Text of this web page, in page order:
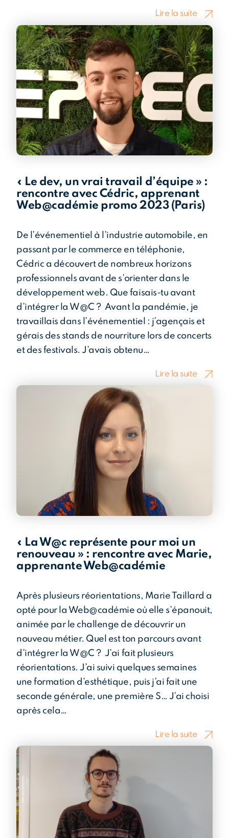
Lire la suite
« Le dev, un vrai travail d’équipe » :
rencontre avec Cédric, apprenant
Web@cadémie promo 2023 (Paris)
De l’événementiel à l’industrie automobile, en
passant par le commerce en téléphonie,
Cédric a découvert de nombreux horizons
professionnels avant de s’orienter dans le
développement web. Que faisais-tu avant
d’intégrer la W@C ? Avant la pandémie, je
travaillais dans l’événementiel : j’agençais et
gérais des stands de nourriture lors de concerts
et des festivals. J’avais obtenu…
Lire la suite
« La W@c représente pour moi un
renouveau » : rencontre avec Marie,
apprenante Web@cadémie
Après plusieurs réorientations, Marie Taillard a
opté pour la Web@cadémie où elle s’épanouit,
animée par le challenge de découvrir un
nouveau métier. Quel est ton parcours avant
d’intégrer la W@C ? J’ai fait plusieurs
réorientations. J’ai suivi quelques semaines
une formation d’esthétique, puis j’ai fait une
seconde générale, une première S… J’ai choisi
après cela…
Lire la suite